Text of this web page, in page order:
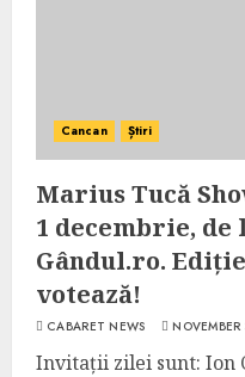
Cancan Știri
Marius Tucă
1 decembrie, de
Gândul.ro.
votează!
CABARET NEWS
Invitații zilei sunt: Ion